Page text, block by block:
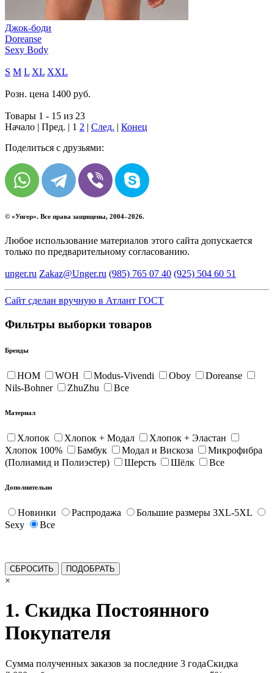
Джок-боди
Doreanse
Sexy Body
S M L XL XXL
Розн. цена 1400 руб.
Товары 1 - 15 из 23
Начало | Пред. | 1 2 | След. | Конец
Поделиться с друзьями:
© «Унгер». Все права защищены, 2004–2026.
Любое использование материалов этого сайта допускается
только по предварительному согласованию.
unger.ru Zakaz@Unger.ru (985) 765 07 40 (925) 504 60 51
Сайт сделан вручную в Атлант ГОСТ
Фильтры выборки товаров
Бренды
HOM WOH Modus-Vivendi Oboy
Doreanse
Nils-Bohner
ZhuZhu Все
Материал
Хлопок Хлопок + Модал
Хлопок + Эластан
Хлопок 100%
Бамбук Модал и Вискоза
Микрофибра
(Полиамид и Полиэстер)
Шерсть Шёлк Все
Дополнительно
Новинки Распродажа
Большие размеры 3XL-5XL
Sexy
Все
×
1. Скидка Постоянного
Покупателя
Сумма полученных заказов за последние 3 годаСкидка